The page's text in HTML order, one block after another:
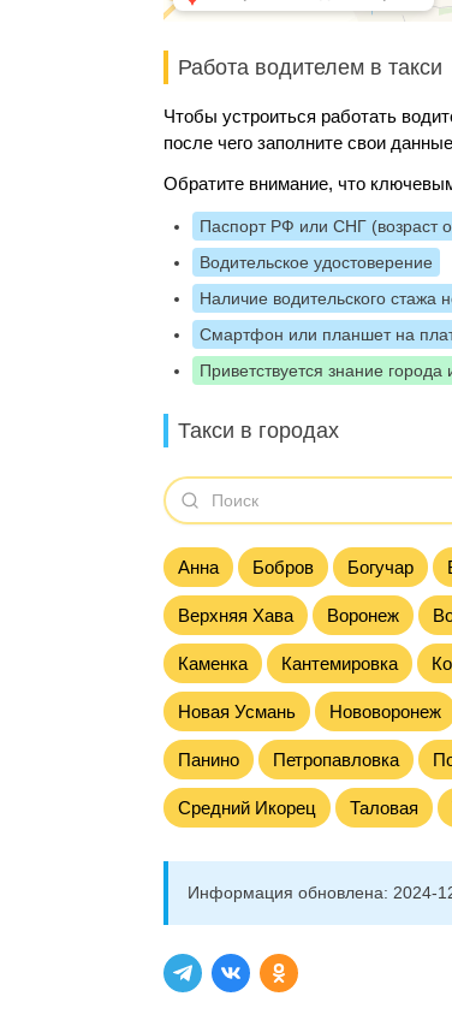
Работа водителем в такси
Чтобы устроиться работать
после чего заполните свои
Обратите внимание, что
Паспорт РФ или СНГ (возраст
Водительское удостоверение
Наличие водительского стажа
Смартфон или планшет на
Приветствуется знание
Такси в городах
Анна Бобров Богучар
Верхняя Хава Воронеж
Каменка Кантемировка
Новая Усмань Нововоронеж
Панино Петропавловка
Средний Икорец Таловая
Информация обновлена: 2024-